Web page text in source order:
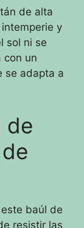
de alta
y
sol ni se
con un
se adapta a
de
baúl de
resistir las